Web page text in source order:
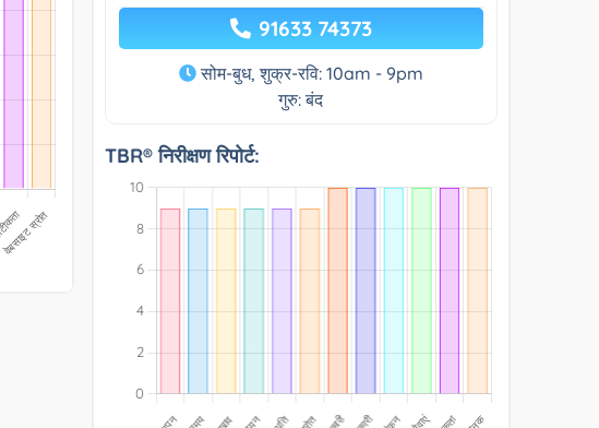
91633 74373
सोम-बुध, शुक्र-रवि: 10am - 9pm
गुरु: बंद
TBR® निरीक्षण रिपोर्ट: